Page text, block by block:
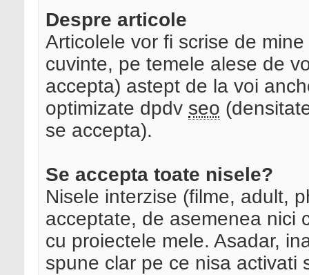
Despre articole
Articolele vor fi scrise de
cuvinte, pe temele alese de
accepta) astept de la voi
optimizate dpdv seo
se accepta).
Se accepta toate nisele?
Nisele interzise (filme, adult,
acceptate, de asemenea nici
cu proiectele mele. Asadar,
spune clar pe ce nisa activati